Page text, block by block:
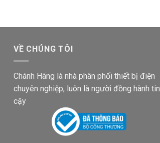
VỀ CHÚNG TÔI
Chánh Hãng là nhà phân phối thiết bị điện
chuyên nghiệp, luôn là người đồng hành tin
cậy